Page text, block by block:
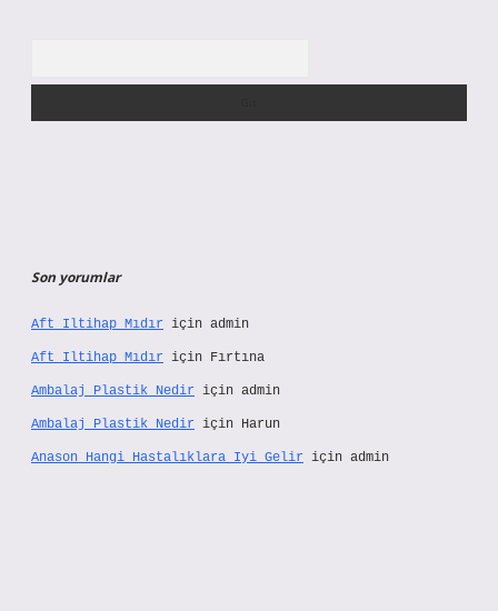
Son yorumlar
Aft Iltihap Mıdır için admin
Aft Iltihap Mıdır için Fırtına
Ambalaj Plastik Nedir için admin
Ambalaj Plastik Nedir için Harun
Anason Hangi Hastalıklara Iyi Gelir için admin